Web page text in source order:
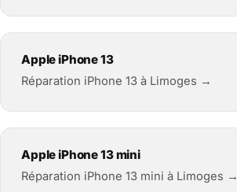
Apple iPhone 13
Réparation iPhone 13 à Limoges →
Apple iPhone 13 mini
Réparation iPhone 13 mini à Limoges →